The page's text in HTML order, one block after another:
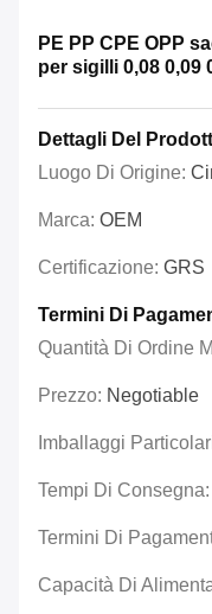
PE PP CPE OPP
per sigilli 0,08 0,09
Dettagli Del
Luogo Di Origine:
Marca: OEM
Certificazione: GRS
Termini Di
Quantità Di Ordine
Prezzo: Negotiable
Imballaggi
Tempi Di Consegna:
Termini Di
Capacità Di